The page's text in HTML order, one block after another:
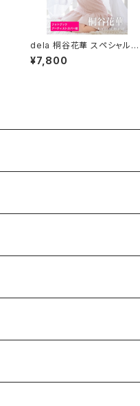
dela 桐谷花華 スペシャルフ
ォトブック＆公式プロモーショ
ンブック
¥7,800